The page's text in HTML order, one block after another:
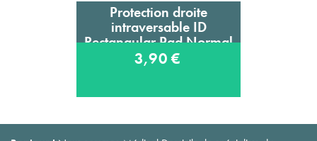
Protection droite
intraversable ID
Rectangular Pad Normal
3,90 €